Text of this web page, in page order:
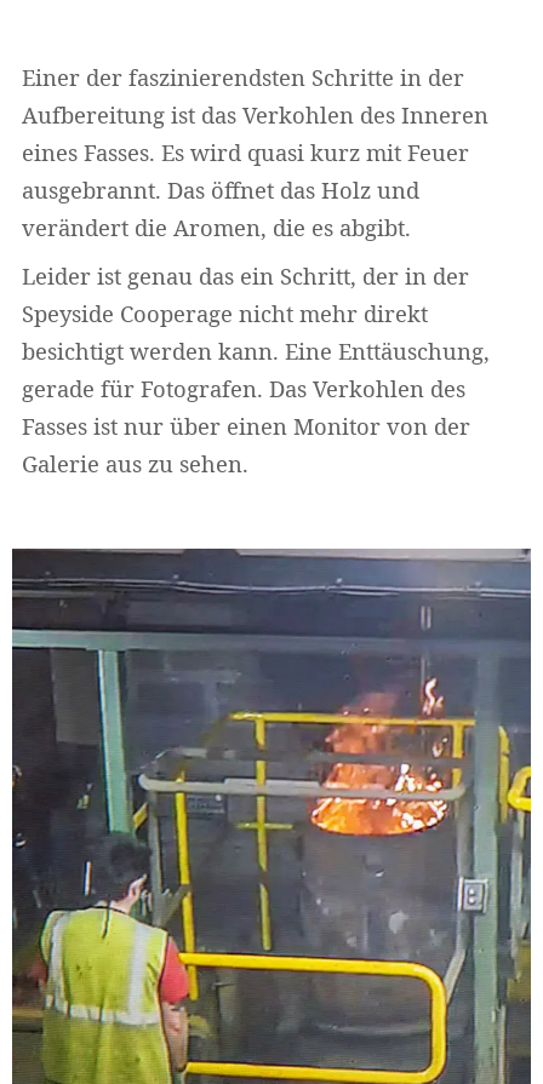
Einer der faszinierendsten Schritte in der
Aufbereitung ist das Verkohlen des Inneren
eines Fasses. Es wird quasi kurz mit Feuer
ausgebrannt. Das öffnet das Holz und
verändert die Aromen, die es abgibt.
Leider ist genau das ein Schritt, der in der
Speyside Cooperage nicht mehr direkt
besichtigt werden kann. Eine Enttäuschung,
gerade für Fotografen. Das Verkohlen des
Fasses ist nur über einen Monitor von der
Galerie aus zu sehen.
Widerrufsformular